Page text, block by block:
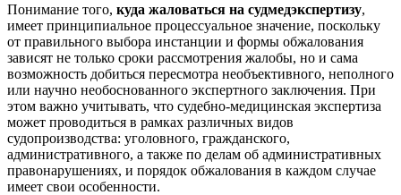
Понимание того, куда жаловаться на судмедэкспертизу,
имеет принципиальное процессуальное значение, поскольку
от правильного выбора инстанции и формы обжалования
зависят не только сроки рассмотрения жалобы, но и сама
возможность добиться пересмотра необъективного, неполного
или научно необоснованного экспертного заключения. При
этом важно учитывать, что судебно-медицинская экспертиза
может проводиться в рамках различных видов
судопроизводства: уголовного, гражданского,
административного, а также по делам об административных
правонарушениях, и порядок обжалования в каждом случае
имеет свои особенности.